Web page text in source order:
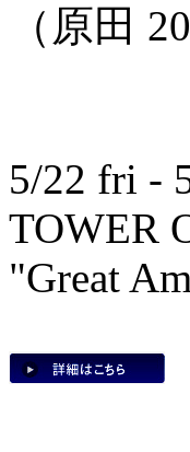
（原田
5/22 fri -
TOWER
"Great